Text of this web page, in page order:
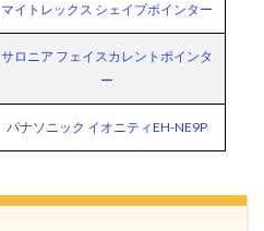
マイトレックス シェイプポインター
サロニア フェイスカレントポインタ
ー
パナソニック イオニティEH-NE9P